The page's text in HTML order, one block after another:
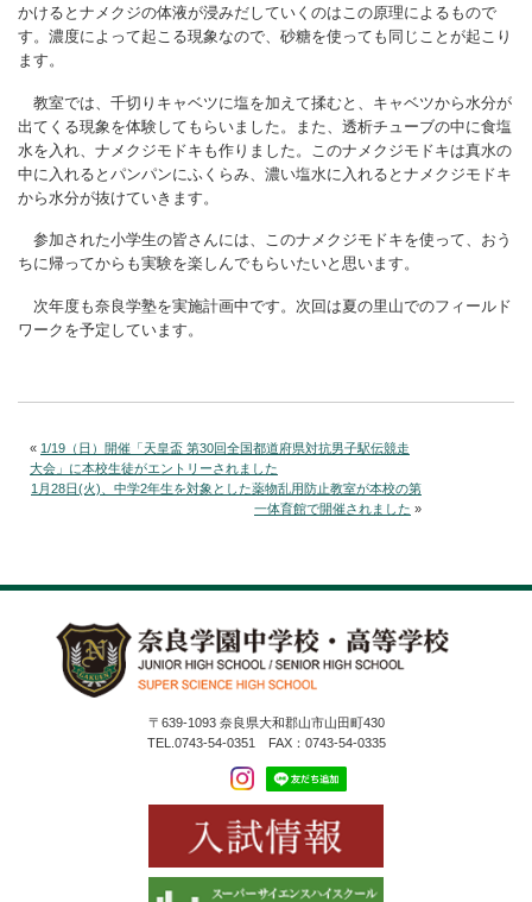
かけるとナメクジの体液が浸みだしていくのはこの原理によるもので
す。濃度によって起こる現象なので、砂糖を使っても同じことが起こり
ます。
教室では、千切りキャベツに塩を加えて揉むと、キャベツから水分が
出てくる現象を体験してもらいました。また、透析チューブの中に食塩
水を入れ、ナメクジモドキも作りました。このナメクジモドキは真水の
中に入れるとパンパンにふくらみ、濃い塩水に入れるとナメクジモドキ
から水分が抜けていきます。
参加された小学生の皆さんには、このナメクジモドキを使って、おう
ちに帰ってからも実験を楽しんでもらいたいと思います。
次年度も奈良学塾を実施計画中です。次回は夏の里山でのフィールド
ワークを予定しています。
« 1/19（日）開催「天皇盃 第30回全国都道府県対抗男子駅伝競走
大会」に本校生徒がエントリーされました
1月28日(火)、中学2年生を対象とした薬物乱用防止教室が本校の第
一体育館で開催されました »
〒639-1093 奈良県大和郡山市山田町430
TEL.0743-54-0351 FAX：0743-54-0335